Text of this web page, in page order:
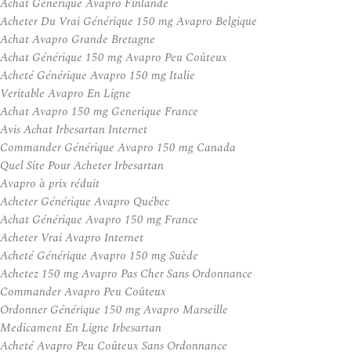
Acheter Du Vrai Générique 150 mg Avapro Belgique
Achat Avapro Grande Bretagne
Achat Générique 150 mg Avapro Peu Coûteux
Acheté Générique Avapro 150 mg Italie
Veritable Avapro En Ligne
Achat Avapro 150 mg Generique France
Avis Achat Irbesartan Internet
Commander Générique Avapro 150 mg Canada
Quel Site Pour Acheter Irbesartan
Avapro à prix réduit
Acheter Générique Avapro Québec
Achat Générique Avapro 150 mg France
Acheter Vrai Avapro Internet
Acheté Générique Avapro 150 mg Suède
Achetez 150 mg Avapro Pas Cher Sans Ordonnance
Commander Avapro Peu Coûteux
Ordonner Générique 150 mg Avapro Marseille
Medicament En Ligne Irbesartan
Acheté Avapro Peu Coûteux Sans Ordonnance